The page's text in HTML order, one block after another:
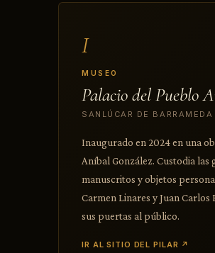
I
MUSEO
Palacio del Pueblo
SANLÚCAR DE BARRAMEDA
Inaugurado en 2024 en una
Aníbal González. Custodia
manuscritos y objetos
Carmen Linares y Juan
sus puertas al público.
IR AL SITIO DEL PILAR ↗